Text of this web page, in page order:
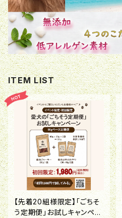
ITEM LIST
【先着20組様限定】「ごちそ
う定期便」お試しキャンペー